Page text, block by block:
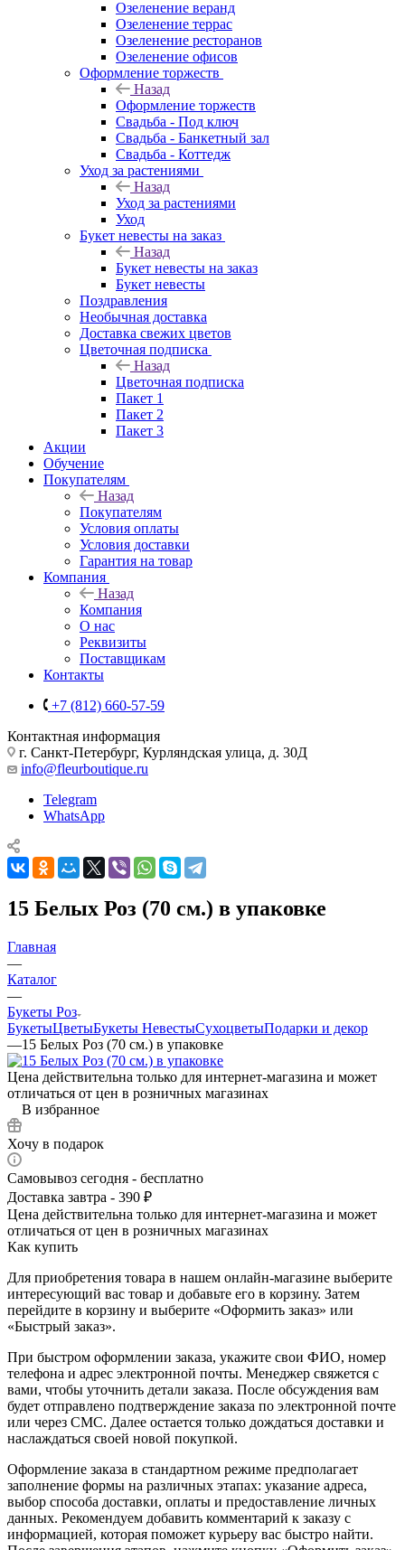
Озеленение веранд
Озеленение террас
Озеленение ресторанов
Озеленение офисов
Оформление торжеств
Назад
Оформление торжеств
Свадьба - Под ключ
Свадьба - Банкетный зал
Свадьба - Коттедж
Уход за растениями
Назад
Уход за растениями
Уход
Букет невесты на заказ
Назад
Букет невесты на заказ
Букет невесты
Поздравления
Необычная доставка
Доставка свежих цветов
Цветочная подписка
Назад
Цветочная подписка
Пакет 1
Пакет 2
Пакет 3
Акции
Обучение
Покупателям
Назад
Покупателям
Условия оплаты
Условия доставки
Гарантия на товар
Компания
Назад
Компания
О нас
Реквизиты
Поставщикам
Контакты
+7 (812) 660-57-59
Контактная информация
г. Санкт-Петербург, Курляндская улица, д. 30Д
info@fleurboutique.ru
Telegram
WhatsApp
15 Белых Роз (70 см.) в упаковке
Главная
—
Каталог
—
Букеты Роз
БукетыЦветыБукеты НевестыСухоцветыПодарки и декор
—15 Белых Роз (70 см.) в упаковке
Цена действительна только для интернет-магазина и может
отличаться от цен в розничных магазинах
В избранное
Хочу в подарок
Самовывоз сегодня - бесплатно
Доставка завтра - 390 ₽
Цена действительна только для интернет-магазина и может
отличаться от цен в розничных магазинах
Как купить
Для приобретения товара в нашем онлайн-магазине выберите
интересующий вас товар и добавьте его в корзину. Затем
перейдите в корзину и выберите «Оформить заказ» или
«Быстрый заказ».
При быстром оформлении заказа, укажите свои ФИО, номер
телефона и адрес электронной почты. Менеджер свяжется с
вами, чтобы уточнить детали заказа. После обсуждения вам
будет отправлено подтверждение заказа по электронной почте
или через СМС. Далее остается только дождаться доставки и
наслаждаться своей новой покупкой.
Оформление заказа в стандартном режиме предполагает
заполнение формы на различных этапах: указание адреса,
выбор способа доставки, оплаты и предоставление личных
данных. Рекомендуем добавить комментарий к заказу с
информацией, которая поможет курьеру вас быстро найти.